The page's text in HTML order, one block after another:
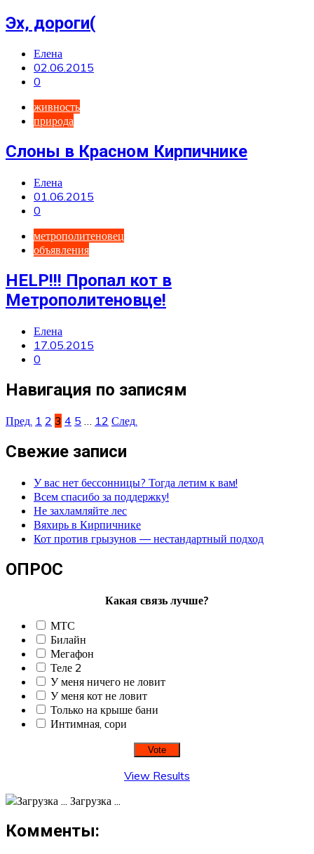
Эх, дороги(
Елена
02.06.2015
0
живность
природа
Слоны в Красном Кирпичнике
Елена
01.06.2015
0
метрополитеновец
объявления
HELP!!! Пропал кот в
Метрополитеновце!
Елена
17.05.2015
0
Навигация по записям
Пред. 1 2 3 4 5 12 След.
Свежие записи
У вас нет бессонницы? Тогда летим к вам!
Всем спасибо за поддержку!
Не захламляйте лес
Вяхирь в Кирпичнике
Кот против грызунов — нестандартный подход
ОПРОС
Какая связь лучше?
МТС
Билайн
Мегафон
Теле 2
У меня ничего не ловит
У меня кот не ловит
Только на крыше бани
Интимная, сори
View Results
Загрузка ...
Комменты: